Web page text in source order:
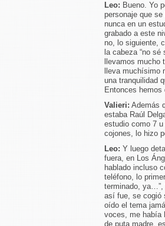
Leo: Bueno. Yo
personaje que
nunca en un
grabado a este
no, lo siguiente,
la cabeza “no
llevamos
lleva
una tranquilidad
Entonces hemos
Valieri: Además
estaba Raúl
estudio como 7
cojones, lo hizo
Leo: Y luego
fuera, en Los
hablado incluso
teléfono, lo
terminado, ya…”,
así fue, se cogió
oído el tema
voces, me había
de puta madre,